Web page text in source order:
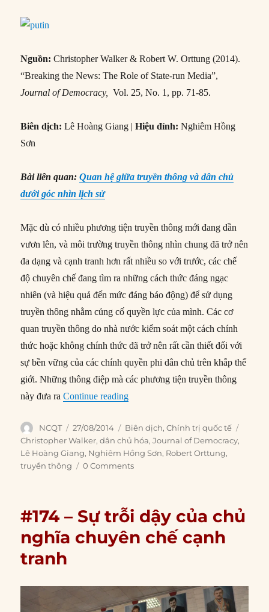
Nguồn: Christopher Walker & Robert W. Orttung (2014).
“Breaking the News: The Role of State-run Media”,
Journal of Democracy,
Vol. 25, No. 1, pp. 71-85.
Biên dịch: Lê Hoàng Giang |Hiệu đính: Nghiêm Hồng
Sơn
Bài liên quan:Quan hệ giữa truyền thông và dân chủ
dưới góc nhìn lịch sử
Mặc dù có nhiều phương tiện truyền thông mới đang dần
vươn lên, và môi trường truyền thông nhìn chung đã trở nên
đa dạng và cạnh tranh hơn rất nhiều so với trước, các chế
độ chuyên chế đang tìm ra những cách thức đáng ngạc
nhiên (và hiệu quả đến mức đáng báo động) để sử dụng
truyền thông nhằm củng cố quyền lực của mình. Các cơ
quan truyền thông do nhà nước kiểm soát một cách chính
thức hoặc không chính thức đã trở nên rất cần thiết đối với
sự bền vững của các chính quyền phi dân chủ trên khắp thế
giới. Những thông điệp mà các phương tiện truyền thông
này đưa raContinue reading“#199 – Kiểm soát tin tức: Vai trò
Author
NCQT
Posted
on
27/08/2014 Categories
Biên dịch,Chính trị quốc tế
Christopher Walker,dân chủ hóa,Journal of Democracy,
Lê Hoàng Giang, Nghiêm Hồng Sơn, Robert Orttung,
truyền thông
0 Comments
#174 – Sự trỗi dậy của chủ
nghĩa chuyên chế cạnh
tranh